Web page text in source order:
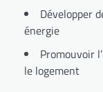
Développer
énergie
Promouvoir
le logement